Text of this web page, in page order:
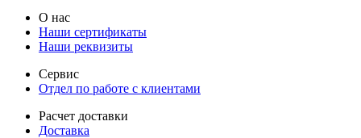
О нас
Наши сертификаты
Наши реквизиты
Сервис
Отдел по работе с клиентами
Расчет доставки
Доставка